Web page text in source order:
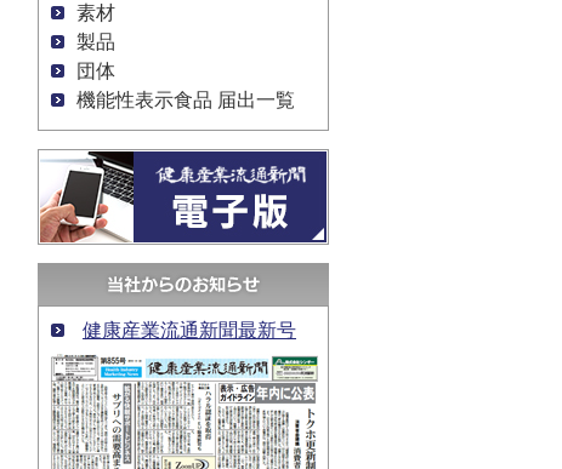
素材
製品
団体
機能性表示食品 届出一覧
健康産業流通新聞最新号